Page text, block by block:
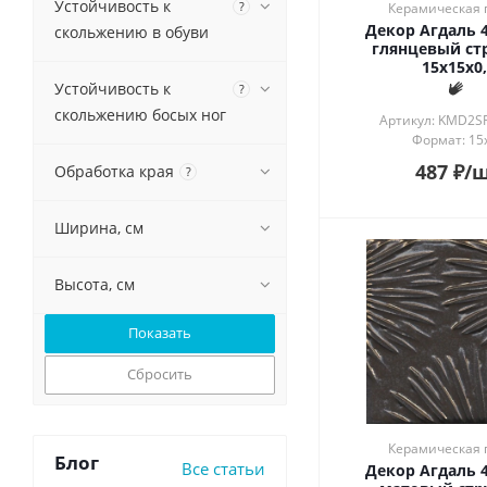
Керамическая
Декор Агдаль
глянцевый
Артикул:
Формат:
487 ₽/
Керамическая
Декор Агдаль
13,5x7,8
14,5x14,5
15x7,2
15x40
15x60
15x89,5
15x119,5
16,5x16,5
Эффект изразца
Эффект кисти
Устойчивость к
скольжению в обуви
?
Устойчивость к
скольжению босых ног
?
Обработка края ?
Ширина, см
Высота, см
Сбросить
Блог Все статьи